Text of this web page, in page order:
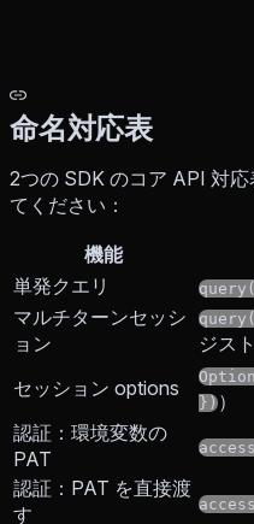
命名対応表
2つの SDK のコア API 対
てください：
機能
単発クエリ
マルチターンセッシ
ョン
ジス
セッション options
})）
認証：環境変数の
PAT
認証：PAT を直接渡
す